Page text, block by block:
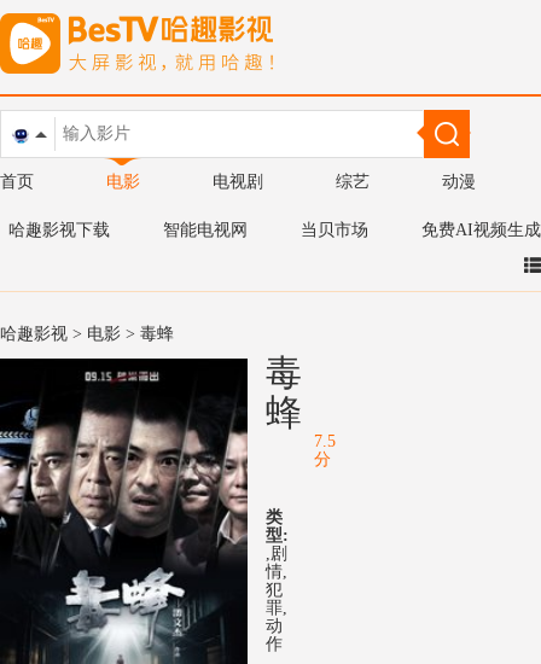
首页 电影 电视剧 综艺 动漫
哈趣影视下载 智能电视网 当贝市场 免费AI视频生成
哈趣影视 > 电影 > 毒蜂
毒
蜂
7.5
分
类
型:
,剧
情,
犯
罪,
动
作